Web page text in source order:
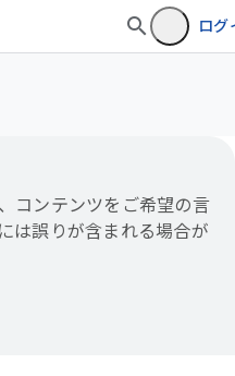
ログ
コンテンツをご希望の言
は誤りが含まれる場合が